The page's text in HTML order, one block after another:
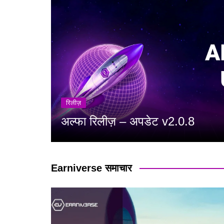
रिलीज़
अल्फा रिलीज़ – अपडेट v2.0.7
Earniverse समाचार